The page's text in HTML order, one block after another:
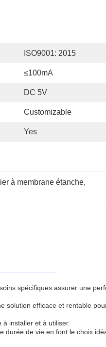
ISO9001: 2015
≤100mA
DC 5V
Customizable
Yes
à membrane étanche,
spécifiques.assurer une
solution efficace et rentable
installer et à utiliser.
de vie en font le choix